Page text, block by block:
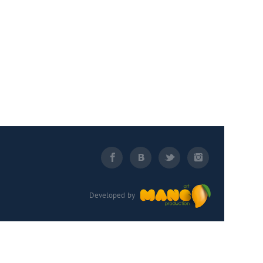
Developed by